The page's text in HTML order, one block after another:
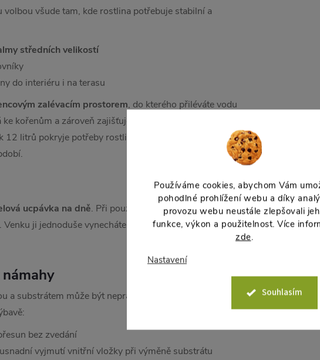
Používáme cookies, abychom Vám
pohodlné prohlížení webu a díky
provozu webu neustále zlepšovali
funkce, výkon a použitelnost. Více
zde.
Nastavení
Souhlasím
všude tam, kde rostlina potřebuje stabilní a
středních velikostí
do interiéru i na terasu
zalévacím prostorem, do kterého přiléváte vodu
kořenům a zároveň zajišťuje přísun vzduchu, takže
12 litrů pokryje potřeby rostliny na několik dní až týdnů
ucpávka na dně. Při použití v interiéru ji zasunete a
ji jednoduše vynecháte a přebytečná dešťová voda
a substrátem může být neprakticky těžká. Proto má
bez zvedání
vyjmutí vnitřní vložky při výměně substrátu